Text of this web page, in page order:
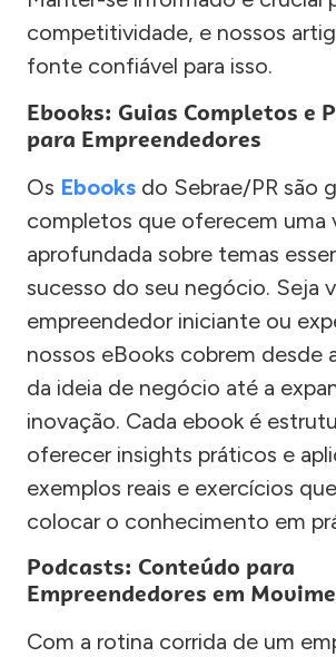
competitividade, e nossos
fonte confiável para isso.
Ebooks: Guias Completos e
para Empreendedores
Os Ebooks do Sebrae/PR são
completos que oferecem uma
aprofundada sobre temas
sucesso do seu negócio. Seja
empreendedor iniciante ou
nossos eBooks cobrem desde
da ideia de negócio até a
inovação. Cada ebook é
oferecer insights práticos e
exemplos reais e exercícios
colocar o conhecimento em
Podcasts: Conteúdo para
Empreendedores em
Com a rotina corrida de um